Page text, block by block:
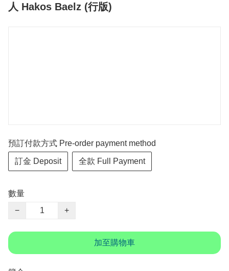
人 Hakos Baelz (行版)
預訂付款方式 Pre-order payment method
訂金 Deposit 全款 Full Payment
數量
−
+
加至購物車